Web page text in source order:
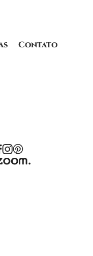
Contato